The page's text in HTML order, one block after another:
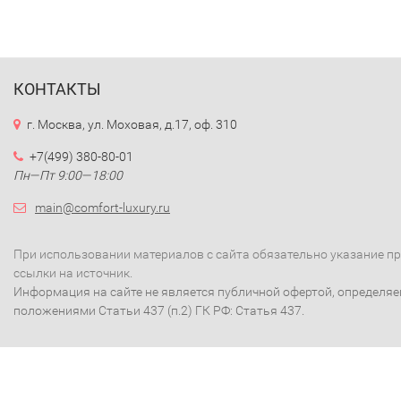
КОНТАКТЫ
г. Москва, ул. Моховая, д.17, оф. 310
+7(499) 380-80-01
Пн—Пт 9:00—18:00
main@comfort-luxury.ru
При использовании материалов с сайта обязательно указание
ссылки на источник.
Информация на сайте не является публичной офертой,
положениями Статьи 437 (п.2) ГК РФ: Статья 437.